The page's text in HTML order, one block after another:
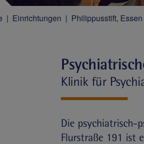
Einrichtungen Philippusstift,
Klinik für
Die psychiatrisch-
Flurstraße 191 ist